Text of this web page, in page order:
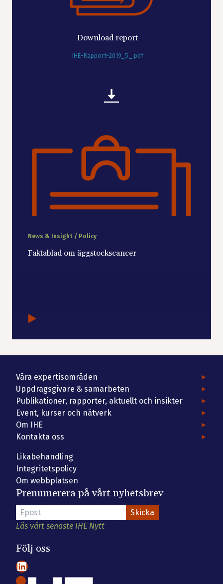
Download report
IHE-Rapport-2019_5_.pdf
News & Insight / Policy
Faktablad om äggstockscancer
Våra expertisområden
Uppdragsgivare & samarbeten
Publikationer, rapporter, aktuellt och insikter
Event, kurser och nätverk
Om IHE
Kontakta oss
Likabehandling
Integritetspolicy
Om webbplatsen
Prenumerera på vårt nyhetsbrev
Läs vårt senaste IHE Nytt
Följ oss
LinkedIn